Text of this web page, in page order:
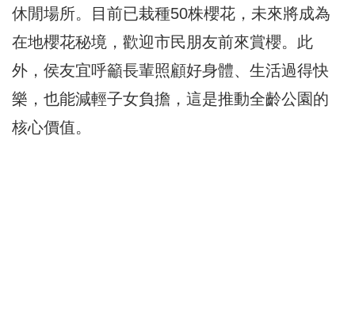
休閒場所。目前已栽種50株櫻花，未來將成為
在地櫻花秘境，歡迎市民朋友前來賞櫻。此
外，侯友宜呼籲長輩照顧好身體、生活過得快
樂，也能減輕子女負擔，這是推動全齡公園的
核心價值。